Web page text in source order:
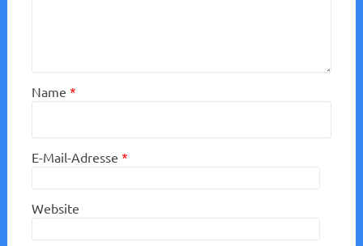
Name *
E-Mail-Adresse *
Website